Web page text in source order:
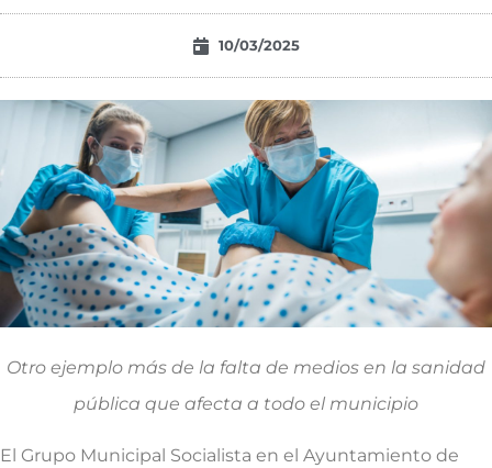
10/03/2025
Otro ejemplo más de la falta de medios en la sanidad
pública que afecta a todo el municipio
El Grupo Municipal Socialista en el Ayuntamiento de